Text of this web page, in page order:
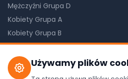
Używamy plików
Mężczyźni Grupa D
Kobiety Grupa A
Kobiety Grupa B
Kobiety Grupa C